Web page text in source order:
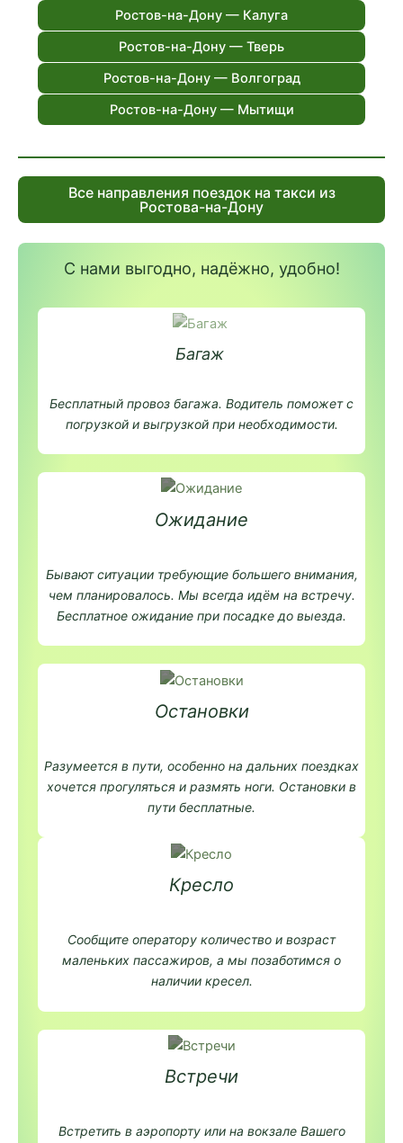
Ростов-на-Дону — Калуга
Ростов-на-Дону — Тверь
Ростов-на-Дону — Волгоград
Ростов-на-Дону — Мытищи
Все направления поездок на такси из
Ростова-на-Дону
С нами выгодно, надёжно, удобно!
Багаж
Бесплатный провоз багажа. Водитель поможет с
погрузкой и выгрузкой при необходимости.
Ожидание
Бывают ситуации требующие большего внимания,
чем планировалось. Мы всегда идём на встречу.
Бесплатное ожидание при посадке до выезда.
Остановки
Разумеется в пути, особенно на дальних поездках
хочется прогуляться и размять ноги. Остановки в
пути бесплатные.
Кресло
Сообщите оператору количество и возраст
маленьких пассажиров, а мы позаботимся о
наличии кресел.
Встречи
Встретить в аэропорту или на вокзале Вашего